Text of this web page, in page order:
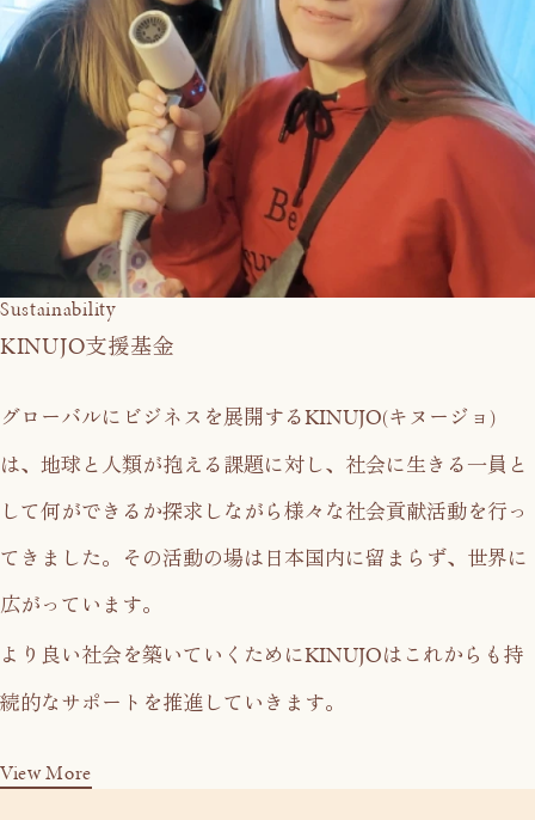
Sustainability
KINUJO支援基金
グローバルにビジネスを展開するKINUJO(キヌージョ)
は、 地球と人類が抱える課題に対し、社会に生きる一員と
して何ができるか探求しながら様々な社会貢献活動を行っ
てきました。
その活動の場は日本国内に留まらず、世界に
広がっています。
より良い社会を築いていくためにKINUJOはこれからも持
続的なサポートを推進していきます。
View More